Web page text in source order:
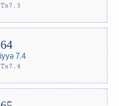
7.4